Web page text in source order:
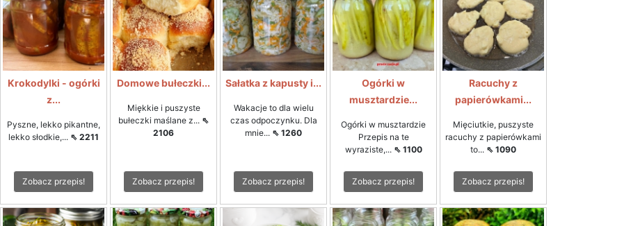
Krokodylki - ogórki
z...
Pyszne, lekko pikantne,
lekko słodkie,... ⇖ 2211
Zobacz przepis!
Domowe bułeczki...
Miękkie i puszyste
bułeczki maślane z... ⇖
2106
Zobacz przepis!
Sałatka z kapusty i...
Wakacje to dla wielu
czas odpoczynku. Dla
mnie... ⇖ 1260
Zobacz przepis!
Ogórki w
musztardzie...
Ogórki w musztardzie
Przepis na te
wyraziste,... ⇖ 1100
Zobacz przepis!
Racuchy z
papierówkami...
Mięciutkie, puszyste
racuchy z papierówkami
to... ⇖ 1090
Zobacz przepis!